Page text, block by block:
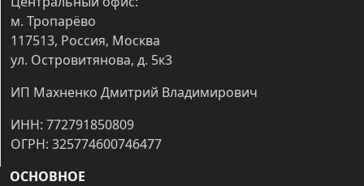
м. Тропарёво
117513, Россия, Москва
ул. Островитянова, д. 5к3
ИП Махненко Дмитрий Владимирович
ИНН: 772791850809
ОГРН: 325774600746477
ОСНОВНОЕ